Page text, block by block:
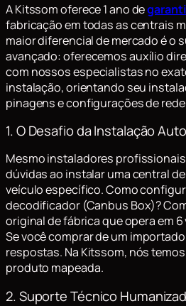
A Kitssom oferece 1 ano de
fabricação em todas as centrais
maior diferencial de mercado é o
avançado: oferecemos auxílio
com nossos especialistas no
instalação, orientando seu
pinagens e configurações de
1. O Desafio da Instalação
Mesmo instaladores
dúvidas ao instalar uma central
veículo específico. Como
decodificador (Canbus Box)?
original de fábrica que opera em 6
Se você comprar de um
respostas. Na Kitssom, nós
produto mapeada.
2. Suporte Técnico